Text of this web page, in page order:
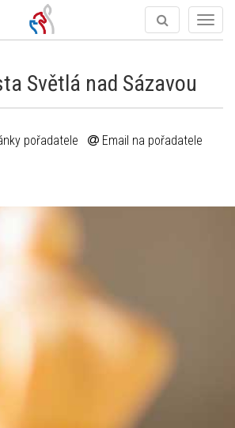
Světlá nad Sázavou
pořadatele
Email na pořadatele